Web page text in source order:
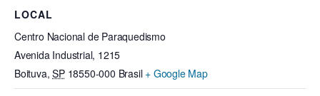
LOCAL
Centro Nacional de Paraquedismo
Avenida Industrial, 1215
Boituva, SP 18550-000 Brasil + Google Map